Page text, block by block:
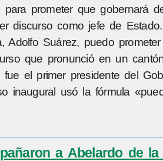
para prometer que gobernará
discurso como jefe de
Adolfo Suárez, puedo
que pronunció en un
el primer presidente del
inaugural usó la fórmula
a Abelardo de